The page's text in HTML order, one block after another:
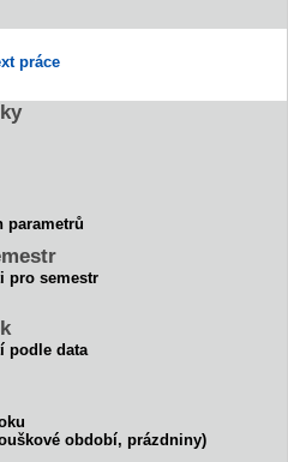
práce
parametrů
pro semestr
podle data
období, prázdniny)